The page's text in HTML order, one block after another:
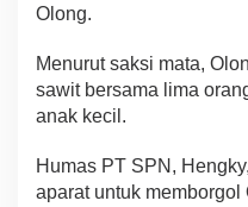
Olong.
Menurut saksi mata,
sawit bersama lima
anak kecil.
Humas PT SPN,
aparat untuk memborgol